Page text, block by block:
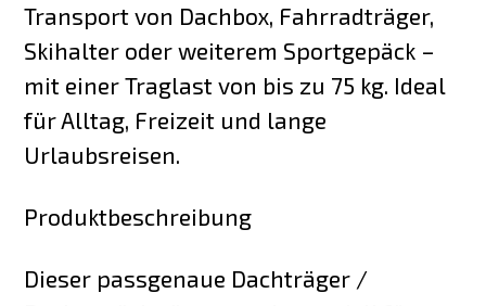
Transport von Dachbox, Fahrradträger,
Skihalter oder weiterem Sportgepäck –
mit einer Traglast von bis zu 75 kg. Ideal
für Alltag, Freizeit und lange
Urlaubsreisen.
Produktbeschreibung
Dieser passgenaue Dachträger /